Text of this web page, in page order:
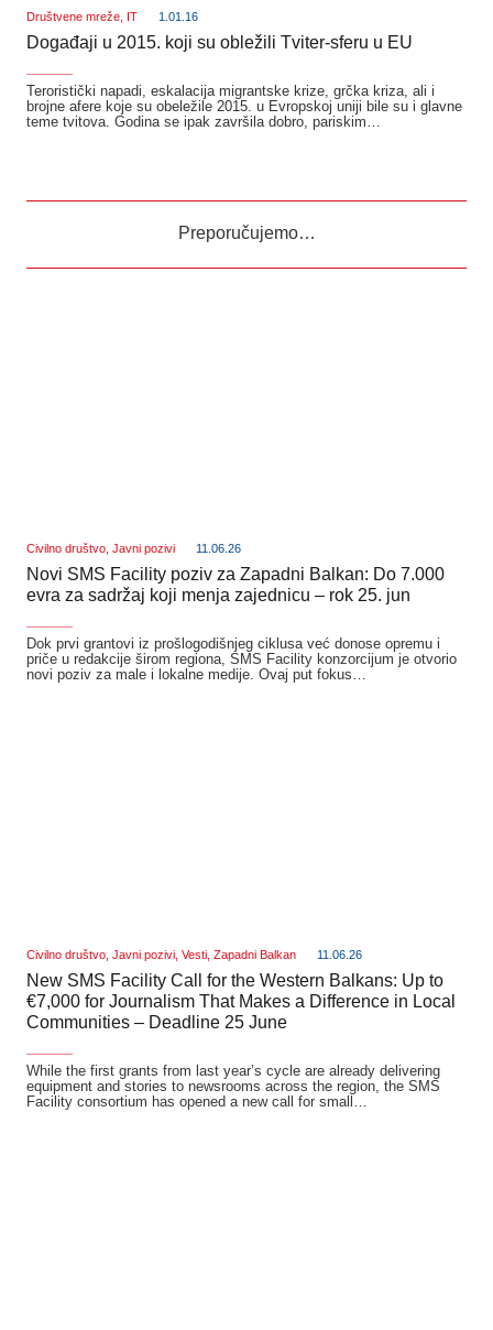
Društvene mreže IT 1.01.16
Događaji u 2015. koji su obležili Tviter-sferu u EU
Teroristički napadi, eskalacija migrantske krize, grčka kriza, ali i
brojne afere koje su obeležile 2015. u Evropskoj uniji bile su i glavne
teme tvitova. Godina se ipak završila dobro, pariskim…
Preporučujemo…
Civilno društvo, Javni pozivi 11.06.26
Novi SMS Facility poziv za Zapadni Balkan: Do 7.000
evra za sadržaj koji menja zajednicu – rok 25. jun
Dok prvi grantovi iz prošlogodišnjeg ciklusa već donose opremu i
priče u redakcije širom regiona, SMS Facility konzorcijum je otvorio
novi poziv za male i lokalne medije. Ovaj put fokus…
Civilno društvo, Javni pozivi, Vesti, Zapadni Balkan 11.06.26
New SMS Facility Call for the Western Balkans: Up to
€7,000 for Journalism That Makes a Difference in Local
Communities – Deadline 25 June
While the first grants from last year’s cycle are already delivering
equipment and stories to newsrooms across the region, the SMS
Facility consortium has opened a new call for small…